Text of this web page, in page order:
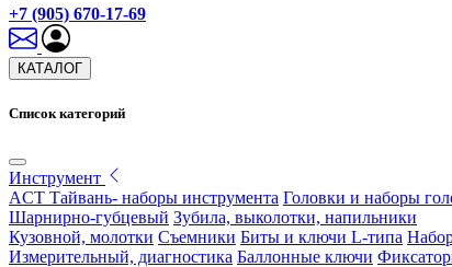
+7 (905) 670-17-69
КАТАЛОГ
Список категорий
Инструмент
ACT Тайвань- наборы инструмента Головки и наборы
Шарнирно-губцевый Зубила, выколотки, напильники
Кузовной, молотки Съемники Биты и ключи L-типа
Измерительный, диагностика Баллонные ключи